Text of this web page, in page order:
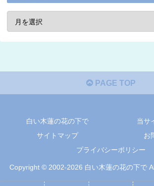
PAGE TOP
白い木蓮の花の下で
当サ
サイトマップ
お
プライバシーポリシー
Copyright © 2002-2026 白い木蓮の花の下で